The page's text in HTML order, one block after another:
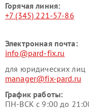
Горячая линия:
+7 (345) 221-57-86
Электронная почта:
info@pard-fix.ru
для юридических лиц
manager@fix-pard.ru
График работы:
ПН-ВСК с 9:00 до